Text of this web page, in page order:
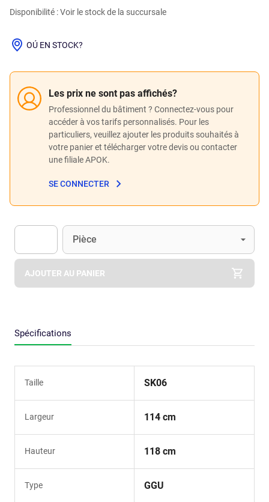
Disponibilité : Voir le stock de la succursale
Les prix ne sont pas affichés?
Professionnel du bâtiment ? Connectez-vous pour
accéder à vos tarifs personnalisés. Pour les
particuliers, veuillez ajouter les produits souhaités à
votre panier et télécharger votre devis ou contacter
une filiale APOK.
SE CONNECTER
OÚ EN STOCK?
Apok.Product.Detail.AddToCart.Quantity (Optionnel)
Unité
Pièce
AJOUTER AU PANIER
Spécifications
Taille SK06
Largeur 114 cm
Hauteur 118 cm
Type GGU